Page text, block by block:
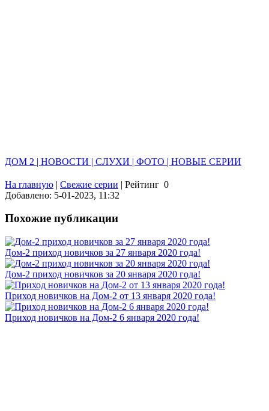
ДОМ 2 | НОВОСТИ | СЛУХИ | ФОТО | НОВЫЕ СЕРИИ
На главную | Свежие серии | Рейтинг 0
Добавлено: 5-01-2023, 11:32
Похожие публикации
Дом-2 приход новичков за 27 января 2020 года!
Дом-2 приход новичков за 20 января 2020 года!
Приход новичков на Дом-2 от 13 января 2020 года!
Приход новичков на Дом-2 6 января 2020 года!